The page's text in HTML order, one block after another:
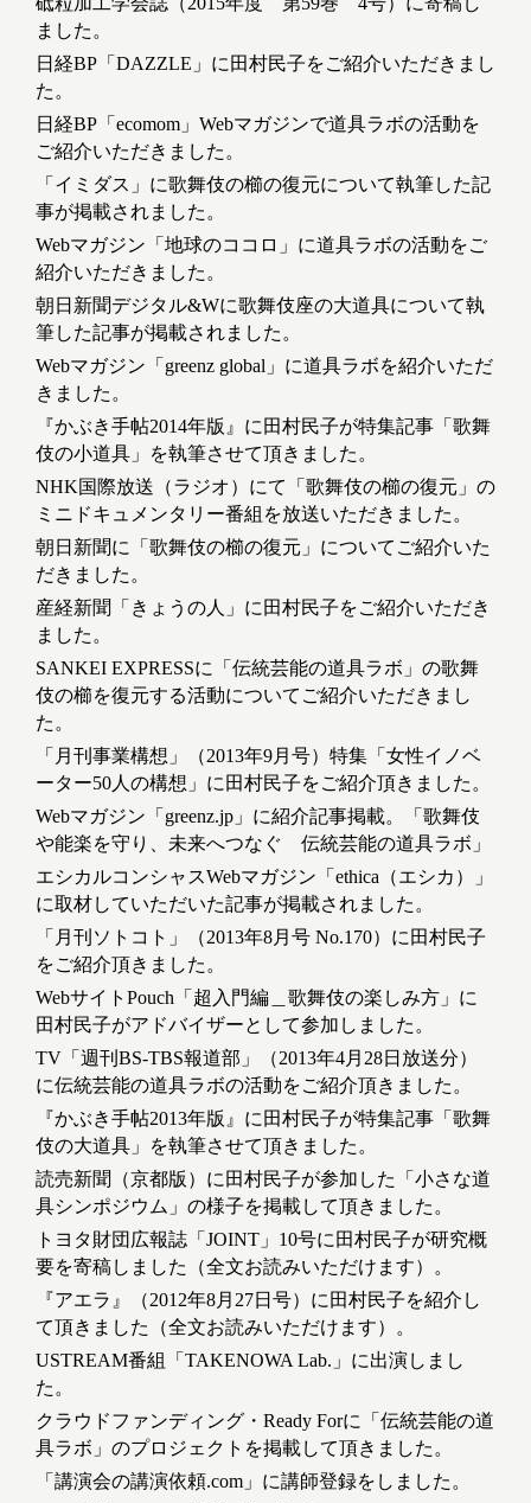
ました。
日経BP「DAZZLE」に田村民子をご紹介いただきまし
た。
日経BP「ecomom」Webマガジンで道具ラボの活動を
ご紹介いただきました。
「イミダス」に歌舞伎の櫛の復元について執筆した記
事が掲載されました。
Webマガジン「地球のココロ」に道具ラボの活動をご
紹介いただきました。
朝日新聞デジタル&Wに歌舞伎座の大道具について執
筆した記事が掲載されました。
Webマガジン「greenz global」に道具ラボを紹介いただ
きました。
『かぶき手帖2014年版』に田村民子が特集記事「歌舞
伎の小道具」を執筆させて頂きました。
NHK国際放送（ラジオ）にて「歌舞伎の櫛の復元」の
ミニドキュメンタリー番組を放送いただきました。
朝日新聞に「歌舞伎の櫛の復元」についてご紹介いた
だきました。
産経新聞「きょうの人」に田村民子をご紹介いただき
ました。
SANKEI EXPRESSに「伝統芸能の道具ラボ」の歌舞
伎の櫛を復元する活動についてご紹介いただきまし
た。
「月刊事業構想」（2013年9月号）特集「女性イノベ
ーター50人の構想」に田村民子をご紹介頂きました。
Webマガジン「greenz.jp」に紹介記事掲載。「歌舞伎
や能楽を守り、未来へつなぐ 伝統芸能の道具ラボ」
エシカルコンシャスWebマガジン「ethica（エシカ）」
に取材していただいた記事が掲載されました。
「月刊ソトコト」（2013年8月号 No.170）に田村民子
をご紹介頂きました。
WebサイトPouch「超入門編＿歌舞伎の楽しみ方」に
田村民子がアドバイザーとして参加しました。
TV「週刊BS-TBS報道部」（2013年4月28日放送分）
に伝統芸能の道具ラボの活動をご紹介頂きました。
『かぶき手帖2013年版』に田村民子が特集記事「歌舞
伎の大道具」を執筆させて頂きました。
読売新聞（京都版）に田村民子が参加した「小さな道
具シンポジウム」の様子を掲載して頂きました。
トヨタ財団広報誌「JOINT」10号に田村民子が研究概
要を寄稿しました（全文お読みいただけます）。
『アエラ』（2012年8月27日号）に田村民子を紹介し
て頂きました（全文お読みいただけます）。
USTREAM番組「TAKENOWA Lab.」に出演しまし
た。
クラウドファンディング・Ready Forに「伝統芸能の道
具ラボ」のプロジェクトを掲載して頂きました。
「講演会の講演依頼.com」に講師登録をしました。